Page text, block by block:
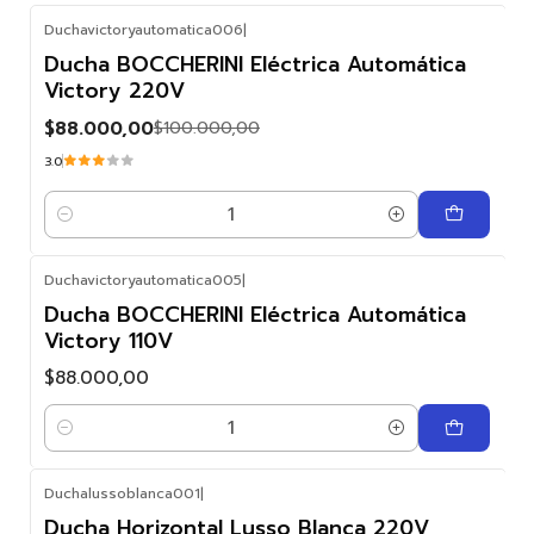
-12%
OFF
Duchavictoryautomatica006|
Ducha BOCCHERINI Eléctrica Automática
Victory 220V
$88.000,00$100.000,00
3.0
Cantidad
Duchavictoryautomatica005|
Ducha BOCCHERINI Eléctrica Automática
Victory 110V
$88.000,00
Cantidad
Duchalussoblanca001|